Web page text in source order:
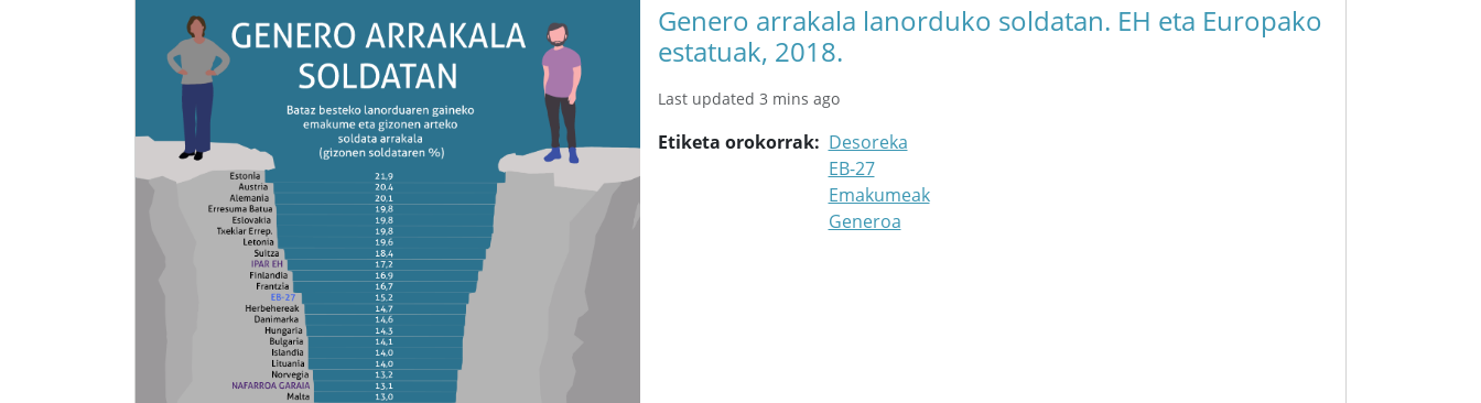
Genero arrakala lanorduko soldatan. EH eta Europako
estatuak, 2018.
Last updated 3 mins ago
Etiketa orokorrak
Desoreka
EB-27
Emakumeak
Generoa